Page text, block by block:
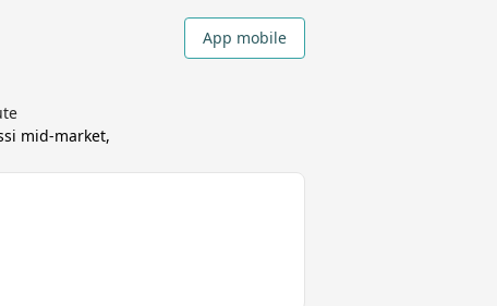
App mobile
mid-market,